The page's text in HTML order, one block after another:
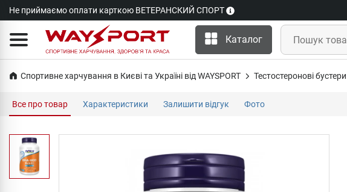
Не приймаємо оплати карткою ВЕТЕРАНСКИЙ СПОРТ
Каталог
Спортивне харчування в Києві та Україні від WAYSPORT Тестостеронові бустери
Все про товар Характеристики Залишити відгук Фото